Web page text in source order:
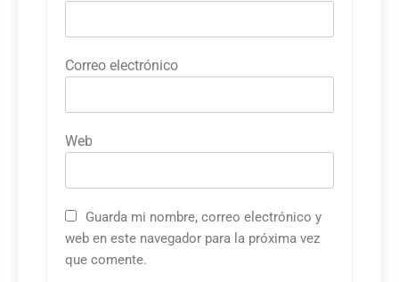
Correo electrónico
Web
Guarda mi nombre, correo electrónico y
web en este navegador para la próxima vez
que comente.